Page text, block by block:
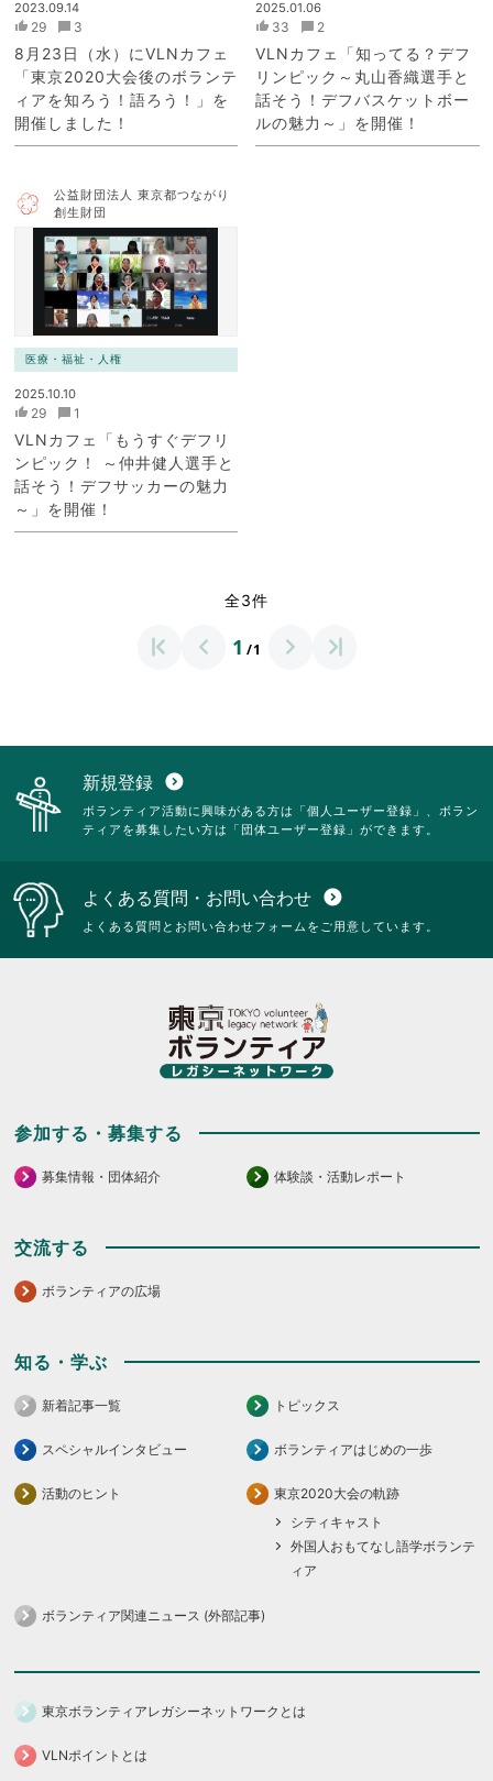
2023.09.14
29 3
8月23日（水）にVLNカフェ
「東京2020大会後のボランテ
ィアを知ろう！語ろう！」を
開催しました！
2025.01.06
33 2
VLNカフェ「知ってる？デフ
リンピック～丸山香織選手と
話そう！デフバスケットボー
ルの魅力～」を開催！
公益財団法人 東京都つながり
創生財団
医療・福祉・人権
2025.10.10
29 1
VLNカフェ「もうすぐデフリ
ンピック！ ～仲井健人選手と
話そう！デフサッカーの魅力
～」を開催！
全3件
1 /1
新規登録 expand_circle_down
ボランティア活動に興味がある方は「個人ユーザー登録」、ボラン
ティアを募集したい方は「団体ユーザー登録」ができます。
よくある質問・お問い合わせ expand_circle_down
よくある質問とお問い合わせフォームをご用意しています。
参加する・募集する
募集情報・団体紹介 体験談・活動レポート
交流する
ボランティアの広場
知る・学ぶ
新着記事一覧 トピックス
スペシャルインタビュー ボランティアはじめの一歩
活動のヒント
東京2020大会の軌跡
シティキャスト
外国人おもてなし語学ボランテ
ィア
ボランティア関連ニュース (外部記事)
東京ボランティアレガシーネットワークとは
VLNポイントとは